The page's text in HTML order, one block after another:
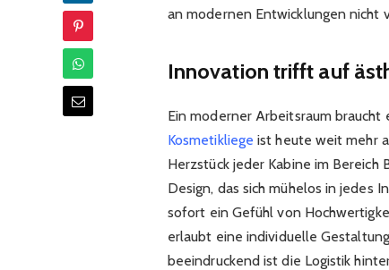
an modernen Entwicklungen nicht
Innovation trifft auf
Ein moderner Arbeitsraum braucht
Kosmetikliege ist heute weit mehr
Herzstück jeder Kabine im
Design, das sich mühelos in jedes
sofort ein Gefühl von
erlaubt eine individuelle
beeindruckend ist die Logistik